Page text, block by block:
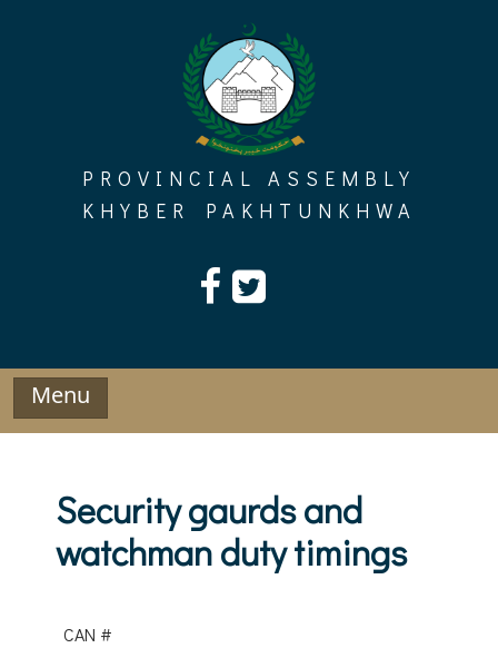
PROVINCIAL ASSEMBLY
KHYBER PAKHTUNKHWA
Menu
Security gaurds and
watchman duty timings
CAN #